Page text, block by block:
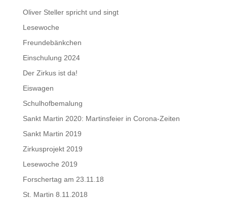
Oliver Steller spricht und singt
Lesewoche
Freundebänkchen
Einschulung 2024
Der Zirkus ist da!
Eiswagen
Schulhofbemalung
Sankt Martin 2020: Martinsfeier in Corona-Zeiten
Sankt Martin 2019
Zirkusprojekt 2019
Lesewoche 2019
Forschertag am 23.11.18
St. Martin 8.11.2018